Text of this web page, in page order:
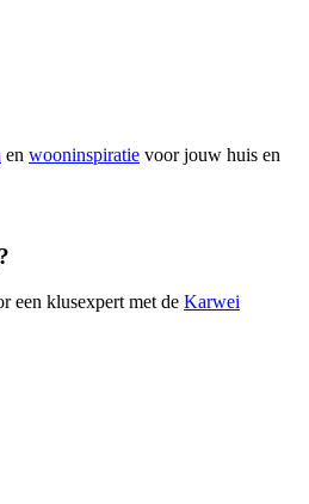
en wooninspiratie voor jouw huis en
een klusexpert met de Karwei